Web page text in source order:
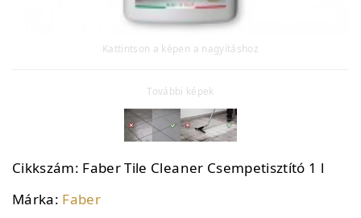
Kattintson a képen a nagyításhoz
További képek
Cikkszám: Faber Tile Cleaner Csempetisztító 1 l
Márka: Faber